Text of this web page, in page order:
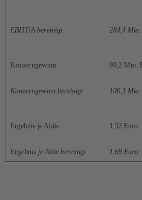
EBITDA bereinigt 284,4
Konzerngewinn 90,2 Mio.
Konzerngewinn bereinigt 100,3
Ergebnis je Aktie 1,52 Euro
Ergebnis je Aktie bereinigt 1,69 Euro